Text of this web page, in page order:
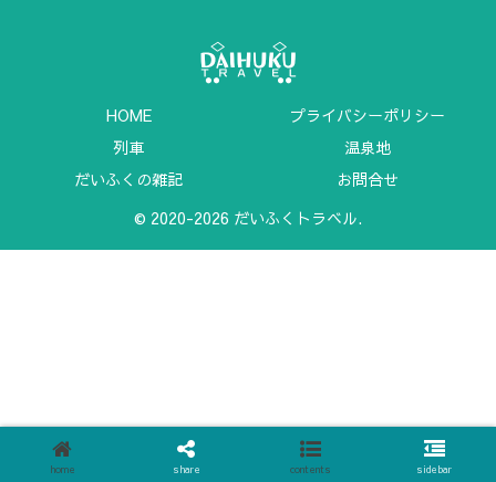
HOME
プライバシーポリシー
列車
温泉地
だいふくの雑記
お問合せ
© 2020-2026 だいふくトラベル.
home share contents sidebar